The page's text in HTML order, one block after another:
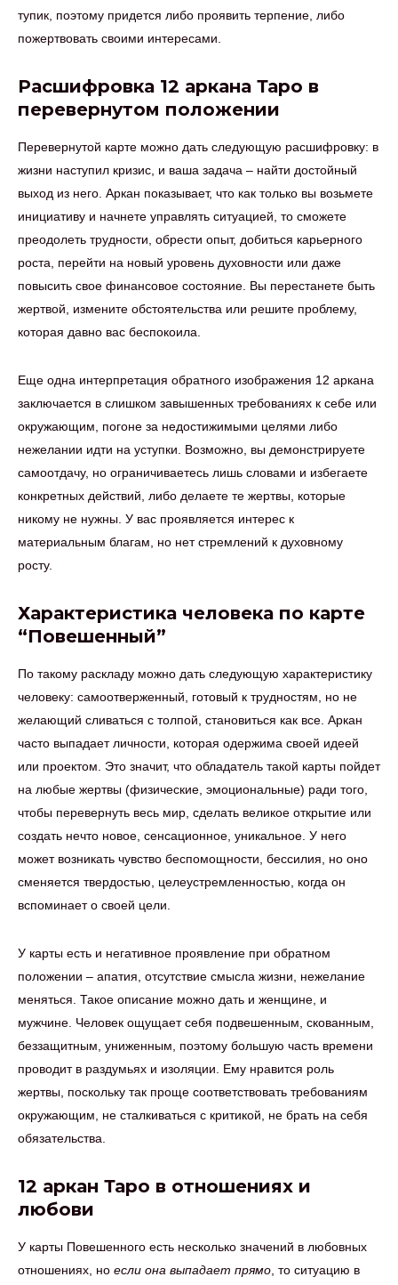
тупик, поэтому придется либо проявить терпение, либо
пожертвовать своими интересами.
Расшифровка 12 аркана Таро в
перевернутом положении
Перевернутой карте можно дать следующую расшифровку: в
жизни наступил кризис, и ваша задача – найти достойный
выход из него. Аркан показывает, что как только вы возьмете
инициативу и начнете управлять ситуацией, то сможете
преодолеть трудности, обрести опыт, добиться карьерного
роста, перейти на новый уровень духовности или даже
повысить свое финансовое состояние. Вы перестанете быть
жертвой, измените обстоятельства или решите проблему,
которая давно вас беспокоила.
Еще одна интерпретация обратного изображения 12 аркана
заключается в слишком завышенных требованиях к себе или
окружающим, погоне за недостижимыми целями либо
нежелании идти на уступки. Возможно, вы демонстрируете
самоотдачу, но ограничиваетесь лишь словами и избегаете
конкретных действий, либо делаете те жертвы, которые
никому не нужны. У вас проявляется интерес к
материальным благам, но нет стремлений к духовному
росту.
Характеристика человека по карте
“Повешенный”
По такому раскладу можно дать следующую характеристику
человеку: самоотверженный, готовый к трудностям, но не
желающий сливаться с толпой, становиться как все. Аркан
часто выпадает личности, которая одержима своей идеей
или проектом. Это значит, что обладатель такой карты пойдет
на любые жертвы (физические, эмоциональные) ради того,
чтобы перевернуть весь мир, сделать великое открытие или
создать нечто новое, сенсационное, уникальное. У него
может возникать чувство беспомощности, бессилия, но оно
сменяется твердостью, целеустремленностью, когда он
вспоминает о своей цели.
У карты есть и негативное проявление при обратном
положении – апатия, отсутствие смысла жизни, нежелание
меняться. Такое описание можно дать и женщине, и
мужчине. Человек ощущает себя подвешенным, скованным,
беззащитным, униженным, поэтому большую часть времени
проводит в раздумьях и изоляции. Ему нравится роль
жертвы, поскольку так проще соответствовать требованиям
окружающим, не сталкиваться с критикой, не брать на себя
обязательства.
12 аркан Таро в отношениях и
любови
У карты Повешенного есть несколько значений в любовных
отношениях, но если она выпадает прямо , то ситуацию в